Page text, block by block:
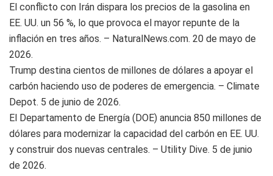
El conflicto con Irán dispara los precios de la gasolina en
EE. UU. un 56 %, lo que provoca el mayor repunte de la
inflación en tres años. – NaturalNews.com. 20 de mayo de
2026.
Trump destina cientos de millones de dólares a apoyar el
carbón haciendo uso de poderes de emergencia. – Climate
Depot. 5 de junio de 2026.
El Departamento de Energía (DOE) anuncia 850 millones de
dólares para modernizar la capacidad del carbón en EE. UU.
y construir dos nuevas centrales. – Utility Dive. 5 de junio
de 2026.